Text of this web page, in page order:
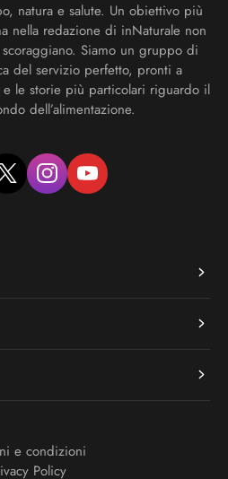
natura e salute. Un obiettivo più
nella redazione di inNaturale non
Siamo un gruppo di
del servizio perfetto, pronti a
le storie più particolari riguardo il
dell’alimentazione.
twitter instagramyoutube
e condizioni
Policy